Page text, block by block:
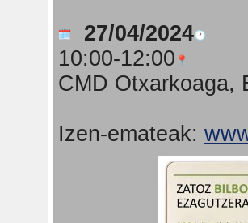
27/04/2024
10:00-12:00
CMD Otxarkoaga,
Izen-emateak: